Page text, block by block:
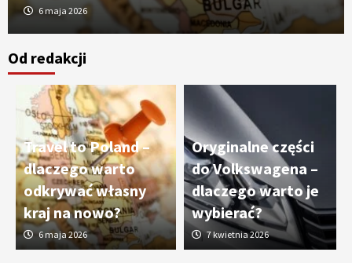
6 maja 2026
Od redakcji
Travel to Poland –
dlaczego warto
odkrywać własny
kraj na nowo?
6 maja 2026
Oryginalne części
do Volkswagena –
dlaczego warto je
wybierać?
7 kwietnia 2026
3
nowoczesne technologie precyzyjnej
obróbki materiałów
4
Czy sztuczna inteligencja wyprze pracę
geodety w przyszłości?
Tworzenie aplikacji internetowych – jak